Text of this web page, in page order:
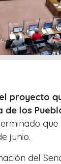
proyecto
de los
que
junio.
del